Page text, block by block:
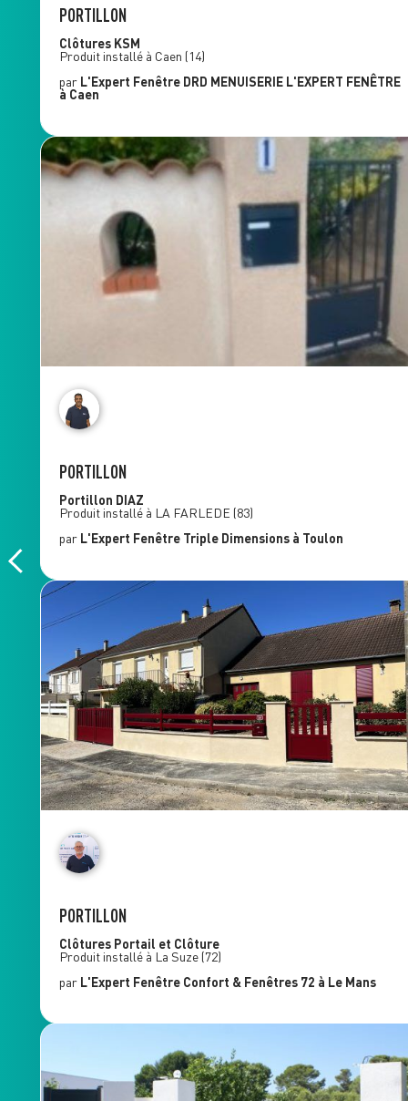
PORTILLON
Clôtures KSM
Produit installé à Caen (14)
par L'Expert Fenêtre DRD MENUISERIE L'EXPERT FENÊTRE
à Caen
PORTILLON
Portillon DIAZ
Produit installé à LA FARLEDE (83)
par L'Expert Fenêtre Triple Dimensions à Toulon
PORTILLON
Clôtures Portail et Clôture
Produit installé à La Suze (72)
par L'Expert Fenêtre Confort & Fenêtres 72 à Le Mans